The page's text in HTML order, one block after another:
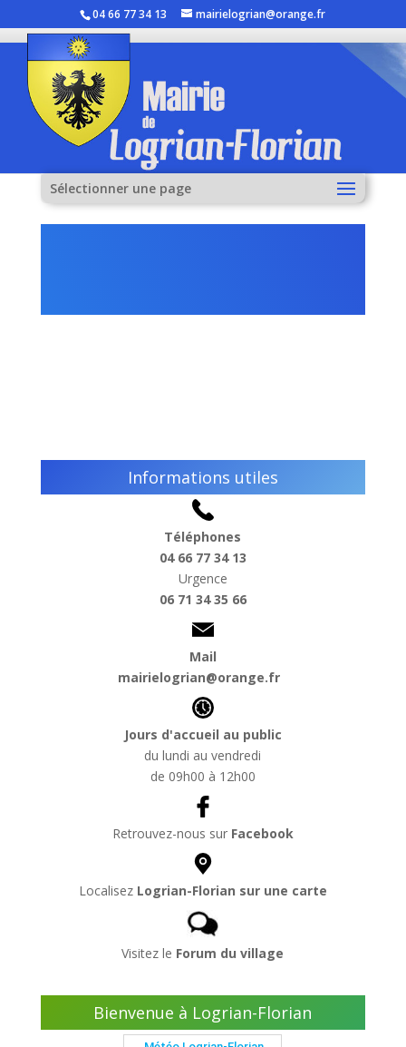
04 66 77 34 13 mairielogrian@orange.fr
Sélectionner une page
Informations utiles
Téléphones
04 66 77 34 13
Urgence
06 71 34 35 66
Mail
mairielogrian@orange.fr
Jours d'accueil au public
du lundi au vendredi
de 09h00 à 12h00
Retrouvez-nous sur Facebook
Localisez Logrian-Florian sur une carte
Visitez le Forum du village
Bienvenue à Logrian-Florian